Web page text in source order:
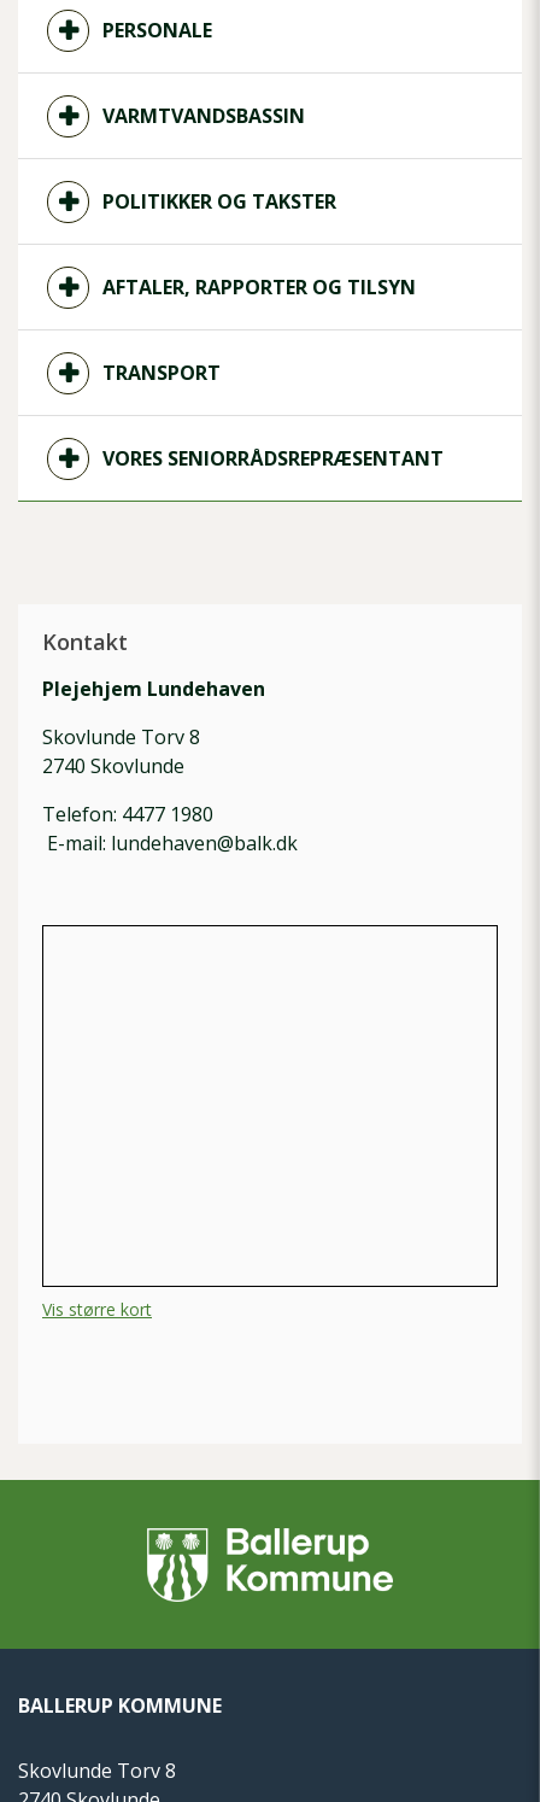
PERSONALE
VARMTVANDSBASSIN
POLITIKKER OG TAKSTER
AFTALER, RAPPORTER OG TILSYN
TRANSPORT
VORES SENIORRÅDSREPRÆSENTANT
Kontakt
Plejehjem Lundehaven
Skovlunde Torv 8
2740 Skovlunde
Telefon: 4477 1980
E-mail: lundehaven@balk.dk
Vis større kort
BALLERUP KOMMUNE
Skovlunde Torv 8